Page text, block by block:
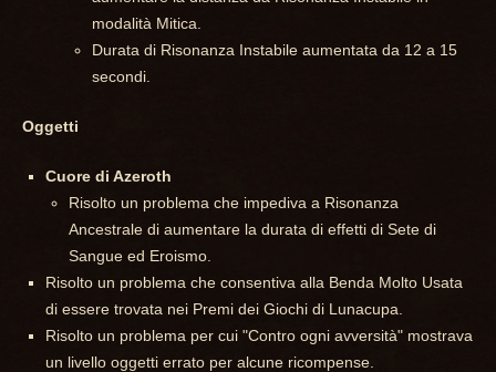
modalità Mitica.
Durata di Risonanza Instabile aumentata da 12 a 15
secondi.
Oggetti
Cuore di Azeroth
Risolto un problema che impediva a Risonanza
Ancestrale di aumentare la durata di effetti di Sete di
Sangue ed Eroismo.
Risolto un problema che consentiva alla Benda Molto Usata
di essere trovata nei Premi dei Giochi di Lunacupa.
Risolto un problema per cui "Contro ogni avversità" mostrava
un livello oggetti errato per alcune ricompense.